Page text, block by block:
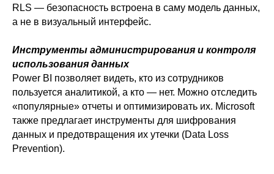
RLS — безопасность встроена в саму модель данных,
а не в визуальный интерфейс.
Инструменты администрирования и контроля
использования данных
Power BI позволяет видеть, кто из сотрудников
пользуется аналитикой, а кто — нет. Можно отследить
«популярные» отчеты и оптимизировать их. Microsoft
также предлагает инструменты для шифрования
данных и предотвращения их утечки (Data Loss
Prevention).
Zerobit
Контакты
Блог
Все услуги
Yandex DataLens
Power BI
аналитика
IT-обслуживание бизнеса
Microsoft 365